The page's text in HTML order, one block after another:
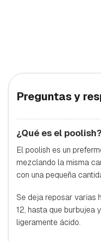
Preguntas y
¿Qué es el poolish?
El poolish es un
mezclando la misma
con una pequeña
Se deja reposar varias
12, hasta que burbujea
ligeramente ácido.